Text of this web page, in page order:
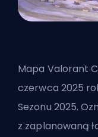
Mapa Valorant
czerwca 2025
Sezonu 2025.
z zaplanowaną